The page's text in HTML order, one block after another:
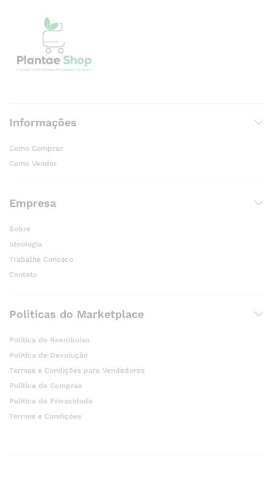
Informações
Como Comprar
Como Vender
Empresa
Sobre
Ideologia
Trabalhe Conosco
Contato
Politicas do Marketplace
Politica de Reembolso
Politica de Devolução
Termos e Condições para Vendedores
Politica de Compras
Politica de Privacidade
Termos e Condições